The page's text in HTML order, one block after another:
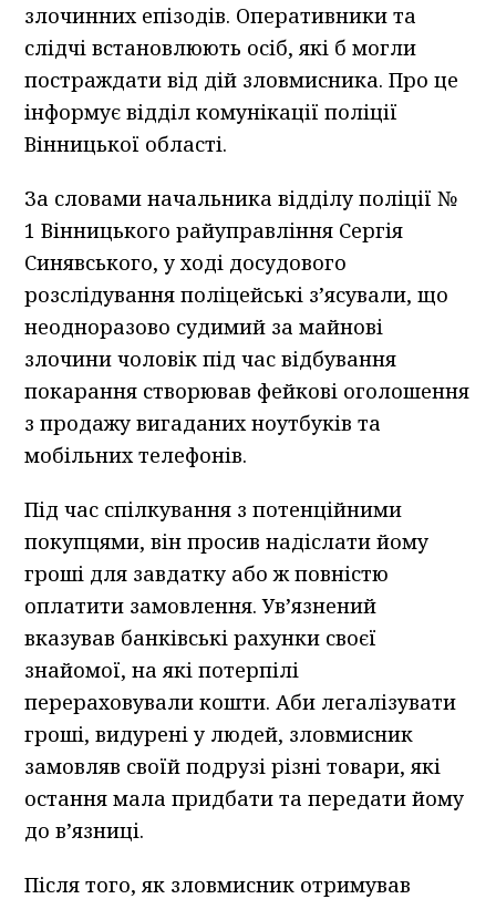
злочинних епізодів. Оперативники та
слідчі встановлюють осіб, які б могли
постраждати від дій зловмисника. Про це
інформує відділ комунікації поліції
Вінницької області.
За словами начальника відділу поліції №
1 Вінницького райуправління Сергія
Синявського, у ході досудового
розслідування поліцейські з’ясували, що
неодноразово судимий за майнові
злочини чоловік під час відбування
покарання створював фейкові оголошення
з продажу вигаданих ноутбуків та
мобільних телефонів.
Під час спілкування з потенційними
покупцями, він просив надіслати йому
гроші для завдатку або ж повністю
оплатити замовлення. Ув’язнений
вказував банківські рахунки своєї
знайомої, на які потерпілі
перераховували кошти. Аби легалізувати
гроші, видурені у людей, зловмисник
замовляв своїй подрузі різні товари, які
остання мала придбати та передати йому
до в’язниці.
Після того, як зловмисник отримував